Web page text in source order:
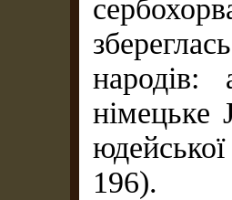
німецьке
196).